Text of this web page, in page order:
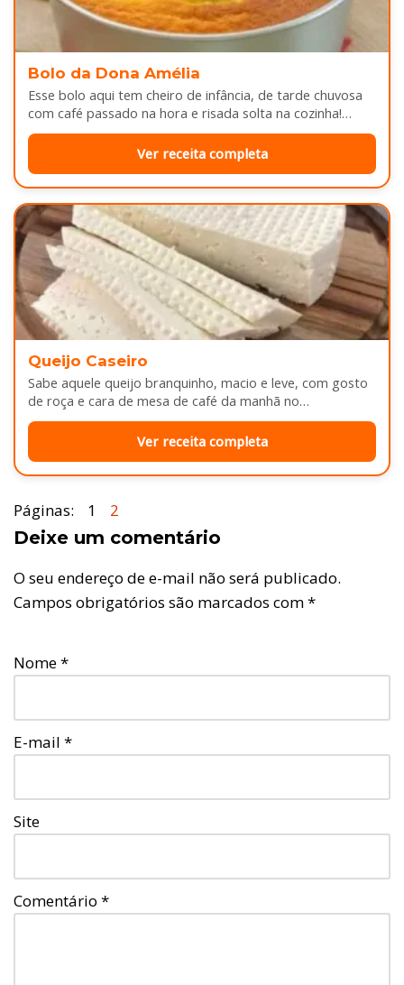
Bolo da Dona Amélia
Esse bolo aqui tem cheiro de infância, de tarde chuvosa
com café passado na hora e risada solta na cozinha!…
Ver receita completa
Queijo Caseiro
Sabe aquele queijo branquinho, macio e leve, com gosto
de roça e cara de mesa de café da manhã no…
Ver receita completa
Páginas: 1 2
Deixe um comentário
O seu endereço de e-mail não será publicado.
Campos obrigatórios são marcados com*
Nome*
E-mail *
Site
Comentário *